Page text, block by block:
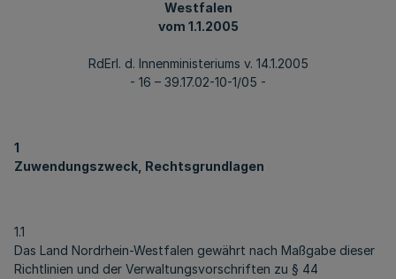
Westfalen
vom 1.1.2005
RdErl. d. Innenministeriums v. 14.1.2005
- 16 – 39.17.02-10-1/05 -
1
Zuwendungszweck, Rechtsgrundlagen
1.1
Das Land Nordrhein-Westfalen gewährt nach Maßgabe dieser
Richtlinien und der Verwaltungsvorschriften zu § 44